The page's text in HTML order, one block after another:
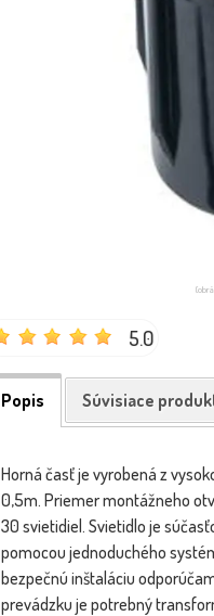
5.0
Popis Súvisiace
Horná časť je vyrobená z
0,5m. Priemer montážneho
30 svietidiel. Svietidlo je
pomocou jednoduchého
bezpečnú inštaláciu
prevádzku je potrebný